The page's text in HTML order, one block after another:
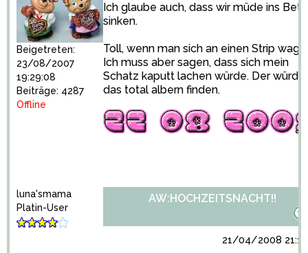
Beigetreten:
23/08/2007
19:29:08
Beiträge: 4287
Offline
Ich glaube auch, dass wir müde ins Bett
sinken.
Toll, wenn man sich an einen Strip wagt.
Ich muss aber sagen, dass sich mein
Schatz kaputt lachen würde. Der würde
das total albern finden.
luna'smama
Platin-User
AW:HOCHZEITSNACHT!!
21/04/2008